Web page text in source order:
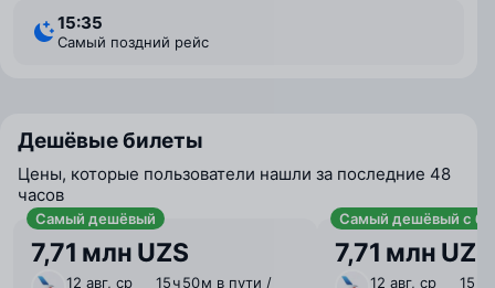
15:35
Самый поздний рейс
Дешёвые билеты
Цены, которые пользователи нашли за последние 48
часов
Самый дешёвый
7,71 млн UZS
12 авг, ср
15 ⁠ч 50 ⁠м в пути /
Самый дешёвый с
7,71 млн UZS
12 авг, ср
15 ⁠ч